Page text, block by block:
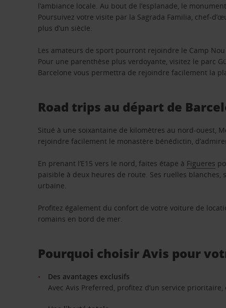
l’ambiance locale. Au bout de l’esplanade, le
Poursuivez votre visite par la Sagrada Familia, chef-
plus d’un siècle.
Les amateurs de sport pourront rejoindre le Camp
Pour une parenthèse plus verdoyante, visitez le parc
Barcelone vous permettra de rejoindre facilement la
Road trips au départ de
Situé à une soixantaine de kilomètres au nord-ouest,
rejoindre facilement le monastère bénédictin,
En prenant l’E15 vers le nord, faites étape à Figueres
paisible à deux heures de route. Ses ruelles blanches,
urbaine.
Profitez également du confort de votre voiture de
romains en bord de mer.
Pourquoi choisir Avis pour
Des avantages exclusifs
Avec Avis Preferred, profitez d’un service